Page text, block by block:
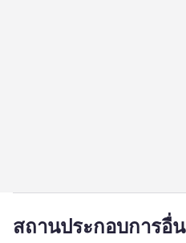
สถานประกอบการอื่